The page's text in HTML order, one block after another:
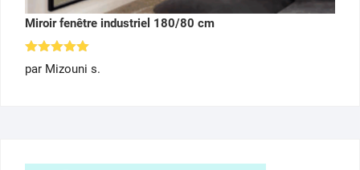
Miroir fenêtre industriel 180/80 cm
Note5
sur 5
par Mizouni s.